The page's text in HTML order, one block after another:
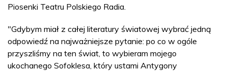
Piosenki Teatru Polskiego Radia.
"Gdybym miał z całej literatury światowej wybrać jedną
odpowiedź na najważniejsze pytanie: po co w ogóle
przyszliśmy na ten świat, to wybieram mojego
ukochanego Sofoklesa, który ustami Antygony